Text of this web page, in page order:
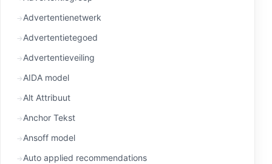
Advertentienetwerk
Advertentietegoed
Advertentieveiling
AIDA model
Alt Attribuut
Anchor Tekst
Ansoff model
Auto applied recommendations